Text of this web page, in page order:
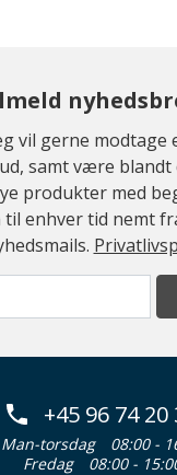
vil gerne modtage
samt være
produkter med
til enhver tid nemt
+45 96 74 20
Man-torsdag
08:00 -
Fredag
08:00 -